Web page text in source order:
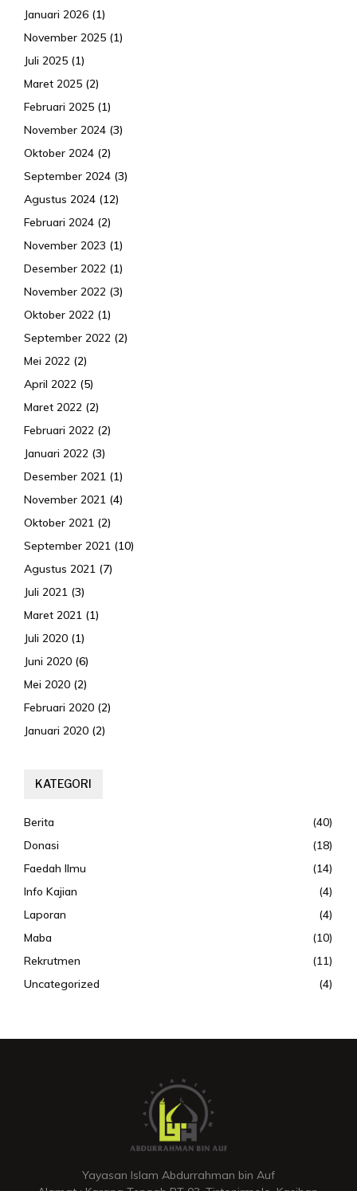
Januari 2026 (1)
November 2025 (1)
Juli 2025 (1)
Maret 2025 (2)
Februari 2025 (1)
November 2024 (3)
Oktober 2024 (2)
September 2024 (3)
Agustus 2024 (12)
Februari 2024 (2)
November 2023 (1)
Desember 2022 (1)
November 2022 (3)
Oktober 2022 (1)
September 2022 (2)
Mei 2022 (2)
April 2022 (5)
Maret 2022 (2)
Februari 2022 (2)
Januari 2022 (3)
Desember 2021 (1)
November 2021 (4)
Oktober 2021 (2)
September 2021 (10)
Agustus 2021 (7)
Juli 2021 (3)
Maret 2021 (1)
Juli 2020 (1)
Juni 2020 (6)
Mei 2020 (2)
Februari 2020 (2)
Januari 2020 (2)
KATEGORI
Berita
(40)
Donasi
(18)
Faedah Ilmu
(14)
Info Kajian
(4)
Laporan
(4)
Maba
(10)
Rekrutmen
(11)
Uncategorized
(4)
Yayasan Islam Abdurrahman bin Auf